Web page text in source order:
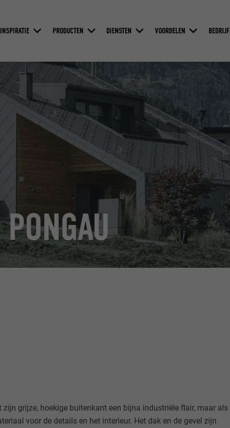
INSPIRATIE PRODUCTEN DIENSTEN VOORDELEN BEDRIJF
grijze, hoekige buitenkant een bijna industriële flair, maar als
voor de details en het interieur. Het dak en de gevel zijn